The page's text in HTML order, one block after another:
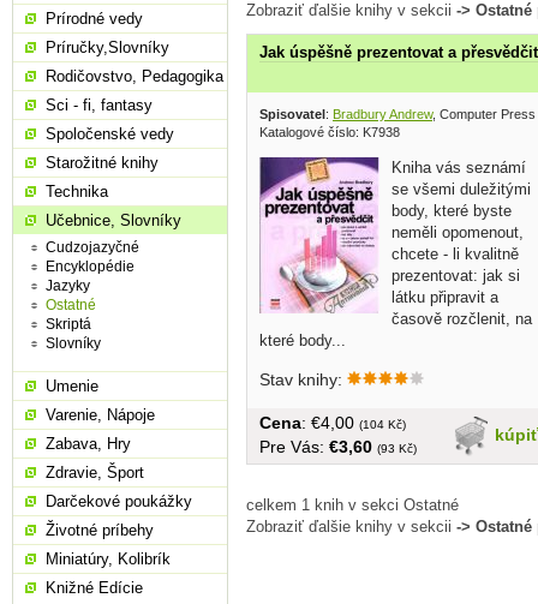
Zobraziť ďalšie knihy v sekcii ->
Jak úspěšně prezentovat a přesvědčit
Spisovatel: Bradbury Andrew, Computer Press
Katalogové číslo: K7938
Kniha vás seznámí
se všemi duležitými
body, které byste
neměli opomenout,
chcete - li kvalitně
prezentovat: jak si
látku připravit a
časově rozčlenit, na
které body...
Stav knihy:
kúpiť
Cena: €4,00 (104 Kč)
Pre Vás: €3,60 (93 Kč)
celkem 1 knih v sekci Ostatné
Zobraziť ďalšie knihy v sekcii ->
Prírodné vedy
Príručky,Slovníky
Rodičovstvo, Pedagogika
Sci - fi, fantasy
Spoločenské vedy
Starožitné knihy
Technika
Učebnice, Slovníky
Cudzojazyčné
Encyklopédie
Jazyky
Ostatné
Skriptá
Slovníky
Umenie
Varenie, Nápoje
Zabava, Hry
Zdravie, Šport
Darčekové poukážky
Životné príbehy
Miniatúry, Kolibrík
Knižné Edície